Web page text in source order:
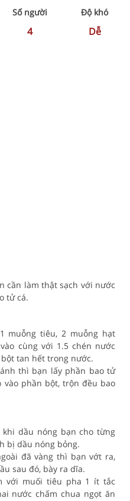
Số người
4
Độ khó
Dễ
cần làm thật sạch với nước
tử cá.
muỗng tiêu, 2 muỗng hạt
cùng với 1.5 chén nước
tan hết trong nước.
thì bạn lấy phần bao tử
phần bột, trộn đều bao
dầu nóng bạn cho từng
bị dầu nóng bỏng.
đã vàng thì bạn vớt ra,
sau đó, bày ra dĩa.
với muối tiêu pha 1 ít tắc
nước chấm chua ngọt ăn